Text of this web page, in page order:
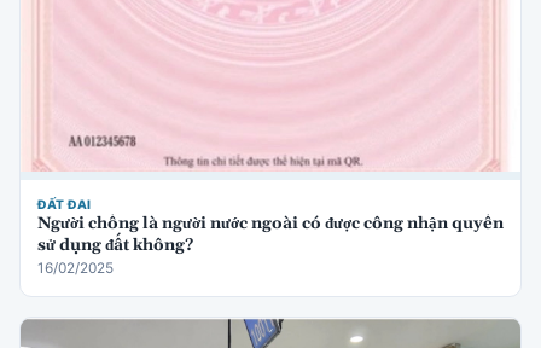
ĐẤT ĐAI
Người chồng là người nước ngoài có được công nhận quyền
sử dụng đất không?
16/02/2025